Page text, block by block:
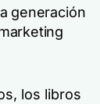
generación
los libros